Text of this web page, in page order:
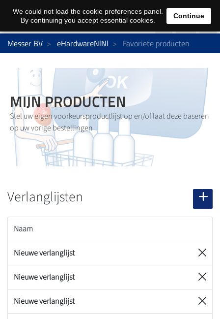
0
Messer BV eHardwareNlNl Favoriete producten
MIJN PRODUCTEN
Stel uw eigen voorkeursproductlijst op en/of laat deze baseren
op uw vorige bestellingen
Verlanglijsten
Naam
Nieuwe verlanglijst
Nieuwe verlanglijst
Nieuwe verlanglijst
We could not load the cookie preferences panel.
By continuing you accept essential cookies.
Continue